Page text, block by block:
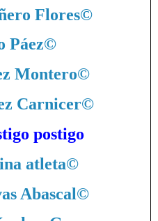
Flores©
Páez©
Montero©
Carnicer©
postigo
atleta©
Abascal©